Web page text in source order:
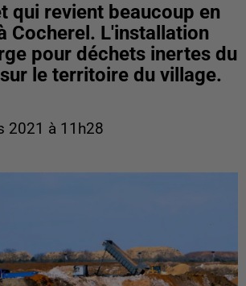
qui revient beaucoup en
Cocherel. L'installation
pour déchets inertes du
le territoire du village.
2021 à 11h28